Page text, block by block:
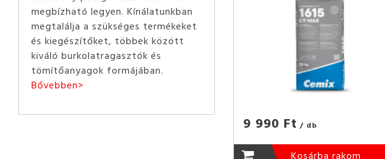
megbízható legyen. Kínálatunkban
megtalálja a szükséges termékeket
és kiegészítőket, többek között
kiváló burkolatragasztók és
tömítőanyagok formájában.
Bővebben>
9 990 Ft / db
Kosárba rakom